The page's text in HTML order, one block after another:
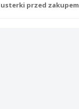
przed zakupem